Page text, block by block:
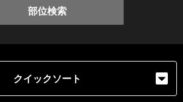
部位検索
クイックソート